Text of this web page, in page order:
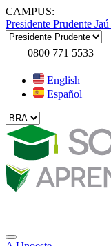
CAMPUS:
Presidente Prudente Jaú
0800 771 5533
English
Español